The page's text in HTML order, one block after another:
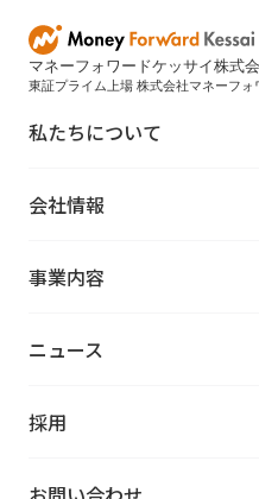
マネーフォワードケッサイ株式
東証プライム上場 株式会社マネーフォ
私たちについて
会社情報
事業内容
ニュース
採用